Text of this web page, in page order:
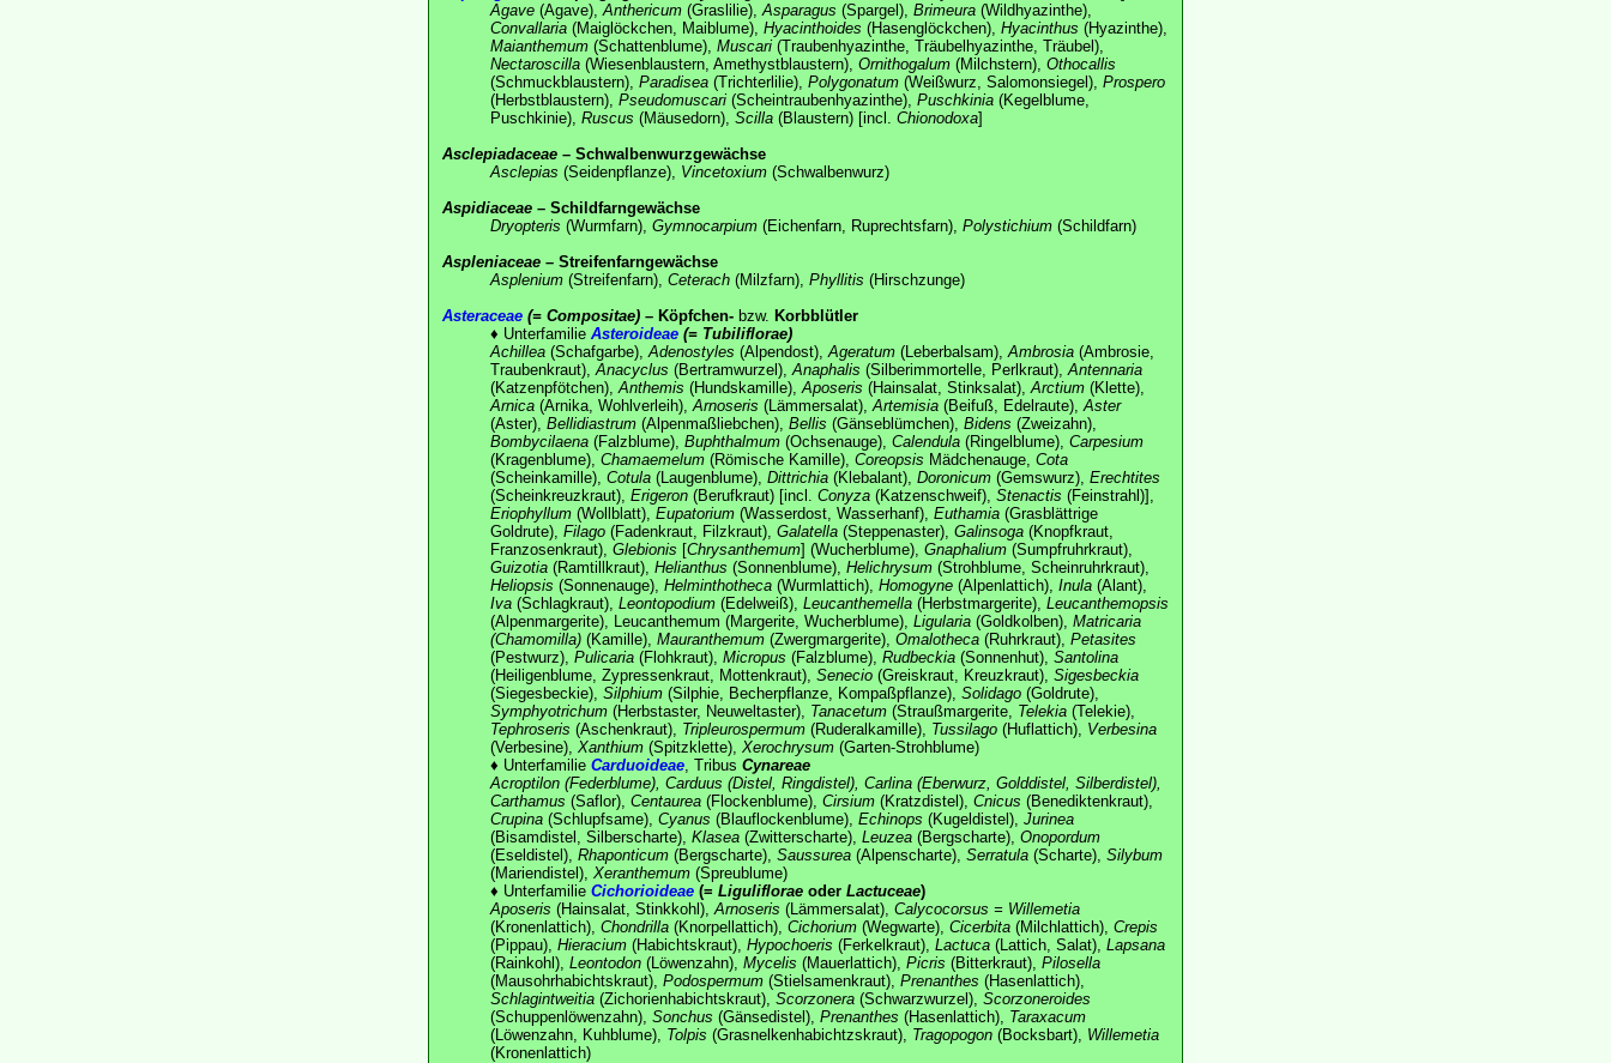
Agave (Agave), Anthericum (Graslilie), Asparagus (Spargel), Brimeura (Wildhyazinthe),
Convallaria (Maiglöckchen, Maiblume), Hyacinthoides (Hasenglöckchen), Hyacinthus (Hyazinthe),
Maianthemum (Schattenblume), Muscari (Traubenhyazinthe, Träubelhyazinthe, Träubel),
Nectaroscilla (Wiesenblaustern, Amethystblaustern), Ornithogalum (Milchstern), Othocallis
(Schmuckblaustern), Paradisea (Trichterlilie), Polygonatum (Weißwurz, Salomonsiegel), Prospero
(Herbstblaustern), Pseudomuscari (Scheintraubenhyazinthe), Puschkinia (Kegelblume,
Puschkinie), Ruscus (Mäusedorn), Scilla (Blaustern) [incl. Chionodoxa]
Asclepiadaceae – Schwalbenwurzgewächse
Asclepias (Seidenpflanze), Vincetoxium (Schwalbenwurz)
Aspidiaceae – Schildfarngewächse
Dryopteris (Wurmfarn), Gymnocarpium (Eichenfarn, Ruprechtsfarn), Polystichium (Schildfarn)
Aspleniaceae – Streifenfarngewächse
Asplenium (Streifenfarn), Ceterach (Milzfarn), Phyllitis (Hirschzunge)
Asteraceae (= Compositae) – Köpfchen- bzw. Korbblütler
♦ Unterfamilie Asteroideae (= Tubiliflorae)
Achillea (Schafgarbe), Adenostyles (Alpendost), Ageratum (Leberbalsam), Ambrosia (Ambrosie,
Traubenkraut), Anacyclus (Bertramwurzel), Anaphalis (Silberimmortelle, Perlkraut), Antennaria
(Katzenpfötchen), Anthemis (Hundskamille), Aposeris (Hainsalat, Stinksalat), Arctium (Klette),
Arnica (Arnika, Wohlverleih), Arnoseris (Lämmersalat), Artemisia (Beifuß, Edelraute), Aster
(Aster), Bellidiastrum (Alpenmaßliebchen), Bellis (Gänseblümchen), Bidens (Zweizahn),
Bombycilaena (Falzblume), Buphthalmum (Ochsenauge), Calendula (Ringelblume), Carpesium
(Kragenblume), Chamaemelum (Römische Kamille), Coreopsis Mädchenauge, Cota
(Scheinkamille), Cotula (Laugenblume), Dittrichia (Klebalant), Doronicum (Gemswurz), Erechtites
(Scheinkreuzkraut), Erigeron (Berufkraut) [incl. Conyza (Katzenschweif), Stenactis (Feinstrahl)],
Eriophyllum (Wollblatt), Eupatorium (Wasserdost, Wasserhanf), Euthamia (Grasblättrige
Goldrute), Filago (Fadenkraut, Filzkraut), Galatella (Steppenaster), Galinsoga (Knopfkraut,
Franzosenkraut), Glebionis [Chrysanthemum] (Wucherblume), Gnaphalium (Sumpfruhrkraut),
Guizotia (Ramtillkraut), Helianthus (Sonnenblume), Helichrysum (Strohblume, Scheinruhrkraut),
Heliopsis (Sonnenauge), Helminthotheca (Wurmlattich), Homogyne (Alpenlattich), Inula (Alant),
Iva (Schlagkraut), Leontopodium (Edelweiß), Leucanthemella (Herbstmargerite), Leucanthemopsis
(Alpenmargerite), Leucanthemum (Margerite, Wucherblume), Ligularia (Goldkolben), Matricaria
(Chamomilla) (Kamille), Mauranthemum (Zwergmargerite), Omalotheca (Ruhrkraut), Petasites
(Pestwurz), Pulicaria (Flohkraut), Micropus (Falzblume), Rudbeckia (Sonnenhut), Santolina
(Heiligenblume, Zypressenkraut, Mottenkraut), Senecio (Greiskraut, Kreuzkraut), Sigesbeckia
(Siegesbeckie), Silphium (Silphie, Becherpflanze, Kompaßpflanze), Solidago (Goldrute),
Symphyotrichum (Herbstaster, Neuweltaster), Tanacetum (Straußmargerite, Telekia (Telekie),
Tephroseris (Aschenkraut), Tripleurospermum (Ruderalkamille), Tussilago (Huflattich), Verbesina
(Verbesine), Xanthium (Spitzklette), Xerochrysum (Garten-Strohblume)
♦ Unterfamilie Carduoideae , Tribus Cynareae
Acroptilon (Federblume), Carduus (Distel, Ringdistel), Carlina (Eberwurz, Golddistel, Silberdistel),
Carthamus (Saflor), Centaurea (Flockenblume), Cirsium (Kratzdistel), Cnicus (Benediktenkraut),
Crupina (Schlupfsame), Cyanus (Blauflockenblume), Echinops (Kugeldistel), Jurinea
(Bisamdistel, Silberscharte), Klasea (Zwitterscharte), Leuzea (Bergscharte), Onopordum
(Eseldistel), Rhaponticum (Bergscharte), Saussurea (Alpenscharte), Serratula (Scharte), Silybum
(Mariendistel), Xeranthemum (Spreublume)
♦ Unterfamilie Cichorioideae (= Liguliflorae oder Lactuceae)
Aposeris (Hainsalat, Stinkkohl), Arnoseris (Lämmersalat), Calycocorsus = Willemetia
(Kronenlattich), Chondrilla (Knorpellattich), Cichorium (Wegwarte), Cicerbita (Milchlattich), Crepis
(Pippau), Hieracium (Habichtskraut), Hypochoeris (Ferkelkraut), Lactuca (Lattich, Salat), Lapsana
(Rainkohl), Leontodon (Löwenzahn), Mycelis (Mauerlattich), Picris (Bitterkraut), Pilosella
(Mausohrhabichtskraut), Podospermum (Stielsamenkraut), Prenanthes (Hasenlattich),
Schlagintweitia (Zichorienhabichtskraut), Scorzonera (Schwarzwurzel), Scorzoneroides
(Schuppenlöwenzahn), Sonchus (Gänsedistel), Prenanthes (Hasenlattich), Taraxacum
(Löwenzahn, Kuhblume), Tolpis (Grasnelkenhabichtzskraut), Tragopogon (Bocksbart), Willemetia
(Kronenlattich)